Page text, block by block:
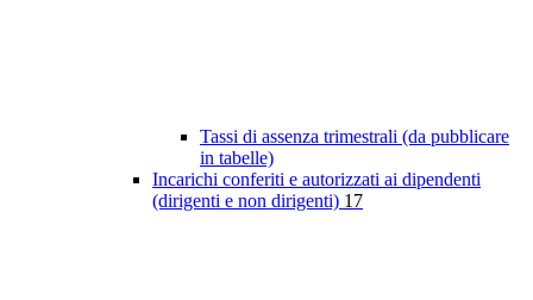
Tassi di assenza trimestrali (da pubblicare
in tabelle)
Incarichi conferiti e autorizzati ai dipendenti
(dirigenti e non dirigenti) 17